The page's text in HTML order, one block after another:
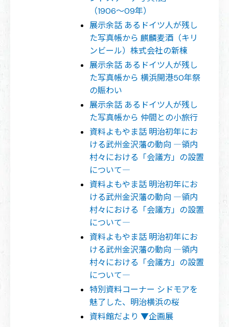
（1906〜09年）
展示余話 あるドイツ人が残し
た写真帳から 麒麟麦酒（キリ
ンビール）株式会社の新棟
展示余話 あるドイツ人が残し
た写真帳から 横浜開港50年祭
の賑わい
展示余話 あるドイツ人が残し
た写真帳から 仲間との小旅行
資料よもやま話 明治初年にお
ける武州金沢藩の動向 ―領内
村々における「会議方」の設置
について―
資料よもやま話 明治初年にお
ける武州金沢藩の動向 ―領内
村々における「会議方」の設置
について―
資料よもやま話 明治初年にお
ける武州金沢藩の動向 ―領内
村々における「会議方」の設置
について―
特別資料コーナー シドモアを
魅了した、明治横浜の桜
資料館だより ▼企画展